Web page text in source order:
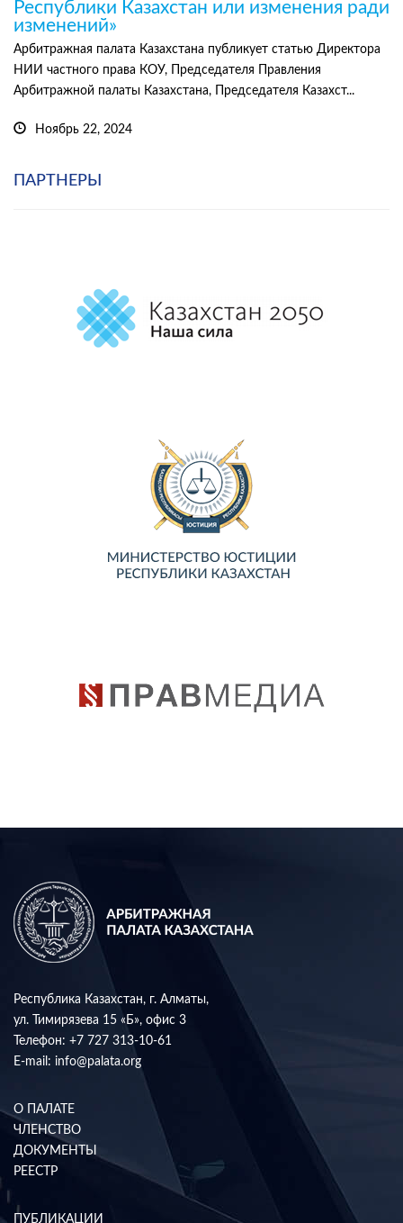
Республики Казахстан или изменения ради
изменений»
Арбитражная палата Казахстана публикует статью Директора
НИИ частного права КОУ, Председателя Правления
Арбитражной палаты Казахстана, Председателя Казахст...
Ноябрь 22, 2024
ПАРТНЕРЫ
Республика Казахстан, г. Алматы,
ул. Тимирязева 15 «Б», офис 3
Телефон: +7 727 313-10-61
E-mail: info@palata.org
О ПАЛАТЕ
ЧЛЕНСТВО
ДОКУМЕНТЫ
РЕЕСТР
ПУБЛИКАЦИИ